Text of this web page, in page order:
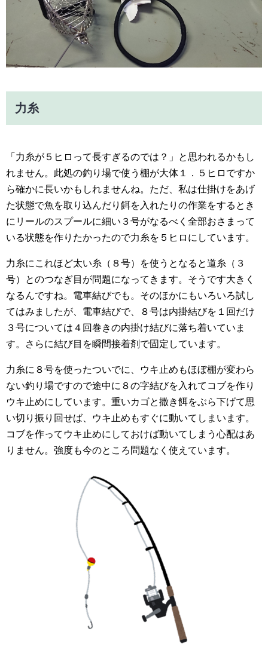
力糸
「力糸が５ヒロって長すぎるのでは？」と思われるかもし
れません。此処の釣り場で使う棚が大体１．５ヒロですか
ら確かに長いかもしれませんね。ただ、私は仕掛けをあげ
た状態で魚を取り込んだり餌を入れたりの作業をするとき
にリールのスプールに細い３号がなるべく全部おさまって
いる状態を作りたかったので力糸を５ヒロにしています。
力糸にこれほど太い糸（８号）を使うとなると道糸（３
号）とのつなぎ目が問題になってきます。そうです大きく
なるんですね。電車結びでも。そのほかにもいろいろ試し
てはみましたが、電車結びで、８号は内掛結びを１回だけ
３号については４回巻きの内掛け結びに落ち着いていま
す。さらに結び目を瞬間接着剤で固定しています。
力糸に８号を使ったついでに、ウキ止めもほぼ棚が変わら
ない釣り場ですので途中に８の字結びを入れてコブを作り
ウキ止めにしています。重いカゴと撒き餌をぶら下げて思
い切り振り回せば、ウキ止めもすぐに動いてしまいます。
コブを作ってウキ止めにしておけば動いてしまう心配はあ
りません。強度も今のところ問題なく使えています。